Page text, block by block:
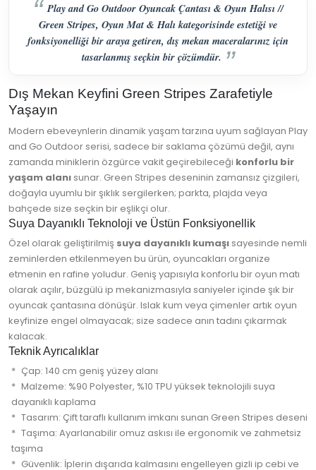
Play and Go Outdoor Oyuncak Çantası & Oyun Halısı //
Green Stripes, Oyun Mat & Halı kategorisinde estetiği ve
fonksiyonelliği bir araya getiren, dış mekan maceralarınız için
tasarlanmış seçkin bir çözümdür.
Dış Mekan Keyfini Green Stripes Zarafetiyle
Yaşayın
Modern ebeveynlerin dinamik yaşam tarzına uyum sağlayan Play
and Go Outdoor serisi, sadece bir saklama çözümü değil, aynı
zamanda miniklerin özgürce vakit geçirebileceği konforlu bir
yaşam alanı sunar. Green Stripes deseninin zamansız çizgileri,
doğayla uyumlu bir şıklık sergilerken; parkta, plajda veya
bahçede size seçkin bir eşlikçi olur.
Suya Dayanıklı Teknoloji ve Üstün Fonksiyonellik
Özel olarak geliştirilmiş suya dayanıklı kumaşı sayesinde nemli
zeminlerden etkilenmeyen bu ürün, oyuncakları organize
etmenin en rafine yoludur. Geniş yapısıyla konforlu bir oyun matı
olarak açılır, büzgülü ip mekanizmasıyla saniyeler içinde şık bir
oyuncak çantasına dönüşür. Islak kum veya çimenler artık oyun
keyfinize engel olmayacak; size sadece anın tadını çıkarmak
kalacak.
Teknik Ayrıcalıklar
Çap: 140 cm geniş yüzey alanı
Malzeme: %90 Polyester, %10 TPU yüksek teknolojili suya
dayanıklı kaplama
Tasarım: Çift taraflı kullanım imkanı sunan Green Stripes deseni
Taşıma: Ayarlanabilir omuz askısı ile ergonomik ve zahmetsiz
taşıma
Güvenlik: İplerin dışarıda kalmasını engelleyen gizli ip cebi ve